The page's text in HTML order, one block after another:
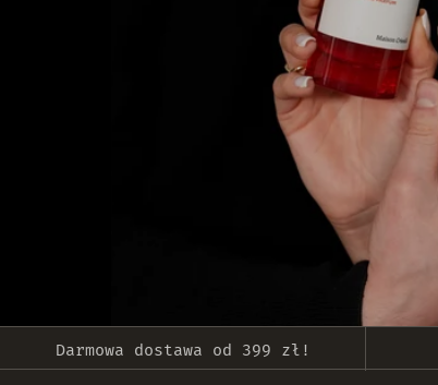
Darmowa dostawa od 399 zł!